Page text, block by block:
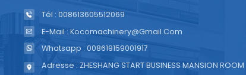
Tél : 008613605512069
E-Mail : Kocomachinery@gmail.com
Whatsapp : 008619159001917
Adresse : ZHESHANG START BUSINESS MANSION ROOM